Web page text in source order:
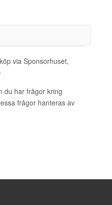
via Sponsorhuset,
du har frågor kring
frågor hanteras av